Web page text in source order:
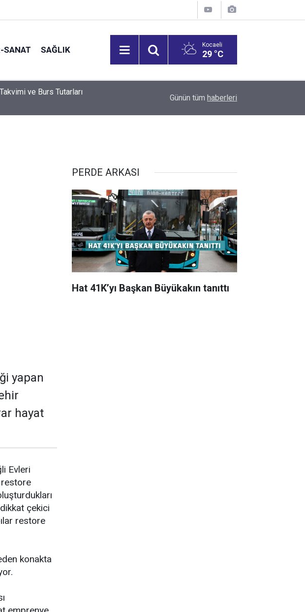
SANAT SAĞLIK Kocaeli
29 °C
Sepaş Enerji, 136'ncı sırada yer aldı
Günün tüm haberleri
yapan
hayat
Evleri
restore
çekici
restore
konakta
PERDE ARKASI
Hat 41K’yı Başkan Büyükakın tanıttı